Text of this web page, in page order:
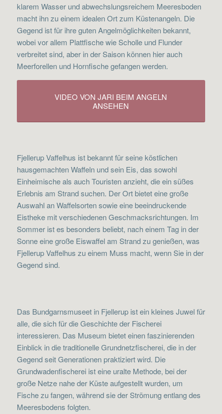
klarem Wasser und abwechslungsreichem Meeresboden
macht ihn zu einem idealen Ort zum Küstenangeln. Die
Gegend ist für ihre guten Angelmöglichkeiten bekannt,
wobei vor allem Plattfische wie Scholle und Flunder
verbreitet sind, aber in der Saison können hier auch
Meerforellen und Hornfische gefangen werden.
VIDEO VON JARI BEIM ANGELN
ANSEHEN
Fjellerup Vaffelhus ist bekannt für seine köstlichen
hausgemachten Waffeln und sein Eis, das sowohl
Einheimische als auch Touristen anzieht, die ein süßes
Erlebnis am Strand suchen. Der Ort bietet eine große
Auswahl an Waffelsorten sowie eine beeindruckende
Eistheke mit verschiedenen Geschmacksrichtungen. Im
Sommer ist es besonders beliebt, nach einem Tag in der
Sonne eine große Eiswaffel am Strand zu genießen, was
Fjellerup Vaffelhus zu einem Muss macht, wenn Sie in der
Gegend sind.
Das Bundgarnsmuseet in Fjellerup ist ein kleines Juwel für
alle, die sich für die Geschichte der Fischerei
interessieren. Das Museum bietet einen faszinierenden
Einblick in die traditionelle Grundnetzfischerei, die in der
Gegend seit Generationen praktiziert wird. Die
Grundwadenfischerei ist eine uralte Methode, bei der
große Netze nahe der Küste aufgestellt wurden, um
Fische zu fangen, während sie der Strömung entlang des
Meeresbodens folgten.